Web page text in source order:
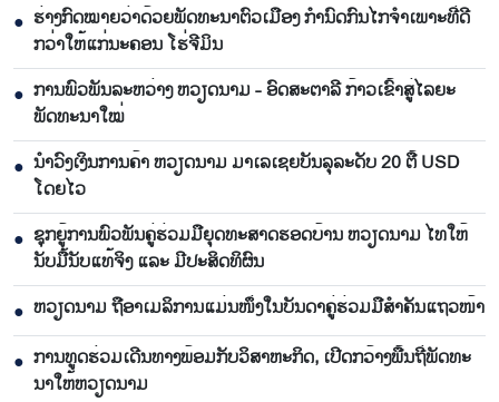
● ຮ່າງກົດໝາຍວ່າດ້ວຍພັດທະນາຕົວເມືອງ ກຳນົດກົນໄກຈຳເພາະທີ່ດີ
ກວ່າໃຫ້ແກ່ນະຄອນ ໂຮ່ຈີມິນ
● ການພົວພັນລະຫວ່າງ ຫວຽດນາມ - ອົດສະຕາລີ ກ້າວເຂົ້າສູ່ໄລຍະ
ພັດທະນາໃໝ່
● ນຳ​ວົງ​ເງິນ​ການ​ຄ້າ ຫວຽດ​ນາມ ມາ​ເລ​ເຊຍ​ບັນ​ລຸ​ລະ​ດັບ 20 ຕື້ USD
ໂດຍ​ໄວ
● ຊຸກ​ຍູ້​ການ​ພົວ​ພັນ​ຄູ່​ຮ່ວມ​ມື​ຍຸດ​ທະ​ສາດ​ຮອດ​ບ້ານ ຫວຽດ​ນາມ ໄທ​ໃຫ້​
ນັບ​ມື້​ນັບ​ແທ້​ຈິງ ແລະ ມີ​ປະ​ສິດ​ທິ​ຜົນ
● ຫ​ວຽດ​ນາມ ຖື​ອາ​ເມ​ລິ​ການ​ແມ່ນ​ໜຶ່ງ​ໃນ​ບັນ​ດາ​ຄູ່​ຮ່ວມ​ມື​ສຳ​ຄັນ​ແຖວ​ໜ້າ
● ການ​ທູດ​ຮ່ວມ​ເດີນ​ທາງ​ພ້ອມກັບ​ວິ​ສາ​ຫະ​ກ​ິດ, ເປີດກວ້າງ​ພື້ນ​ຖີ່​ພັດ​ທະ​
ນາ​ໃຫ້​ຫວຽດ​ນາມ